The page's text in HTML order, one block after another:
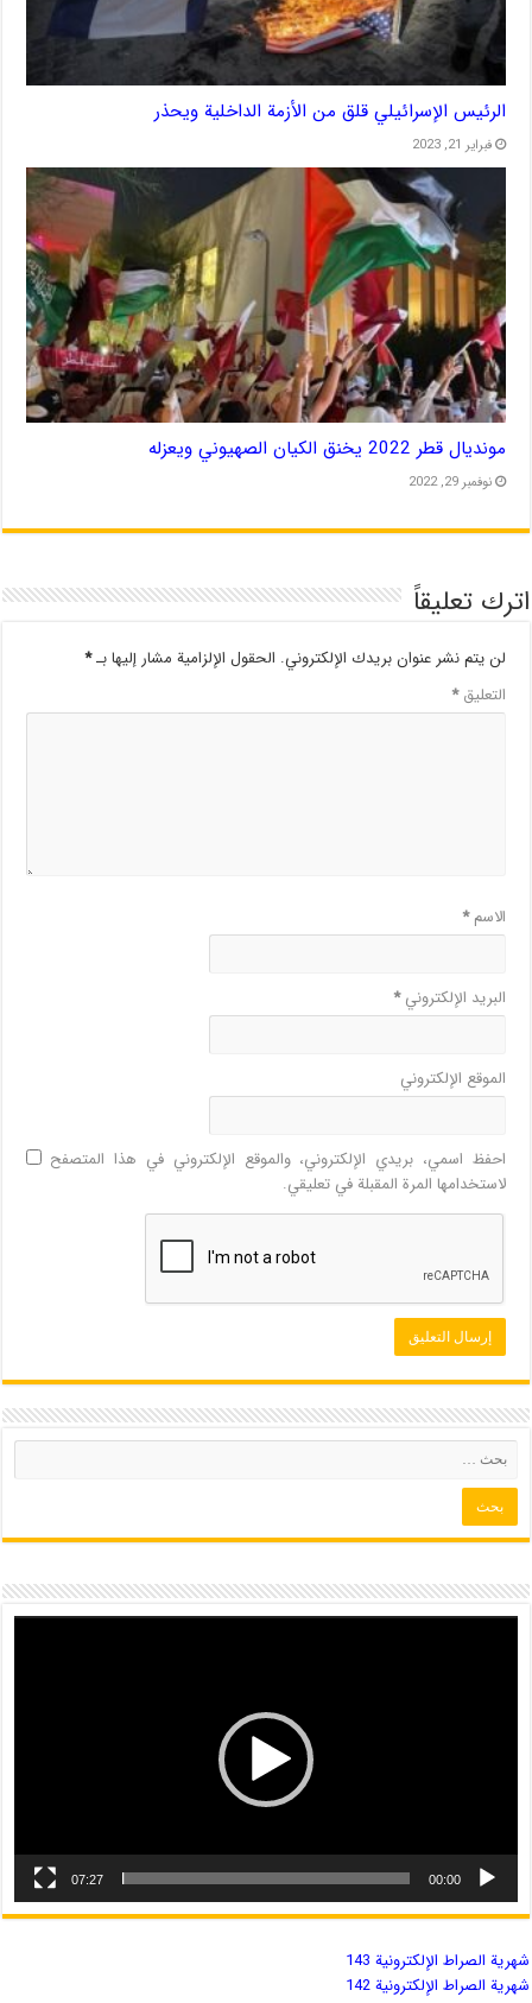
الرئيس الإسرائيلي قلق من الأزمة الداخلية ويحذر
فبراير 21, 2023
مونديال قطر 2022 يخنق الكيان الصهيوني ويعزله
نوفمبر 29, 2022
اترك تعليقاً
لن يتم نشر عنوان بريدك الإلكتروني. الحقول الإلزامية مشار إليها بـ*
التعليق*
الاسم*
البريد الإلكتروني*
الموقع الإلكتروني
احفظ اسمي، بريدي الإلكتروني، والموقع الإلكتروني في هذا المتصفح
لاستخدامها المرة المقبلة في تعليقي.
00:00
07:27
شهریة الصراط الإلكترونية 143
شهریة الصراط الإلكترونية 142